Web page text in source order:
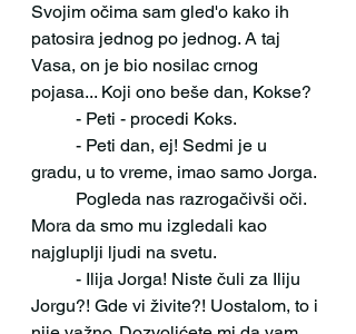
Svojim očima sam gled'o kako ih
patosira jednog po jednog. A taj
Vasa, on je bio nosilac crnog
pojasa... Koji ono beše dan, Kokse?
- Peti - procedi Koks.
gradu, u to vreme, imao samo Jorga.
Mora da smo mu izgledali kao
najgluplji ljudi na svetu.
Jorgu?! Gde vi živite?! Uostalom, to i